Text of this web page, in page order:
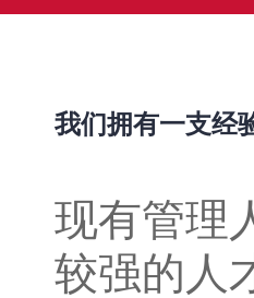
我们拥有一支经
现有管理
较强的人